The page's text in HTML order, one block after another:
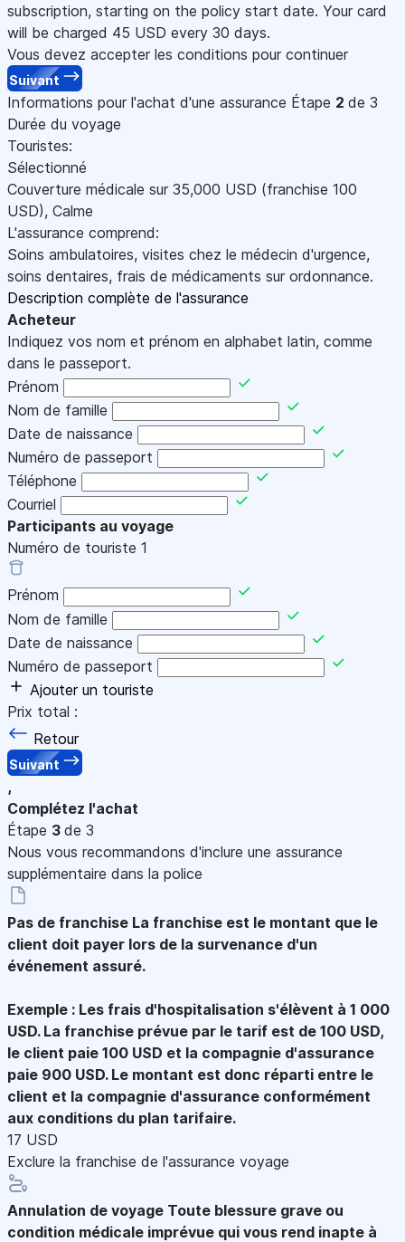
subscription, starting on the policy start date. Your card
will be charged 45 USD every 30 days.
Vous devez accepter les conditions pour continuer
Suivant
Informations pour l'achat d'une assurance Étape 2 de 3
Durée du voyage
Touristes:
Sélectionné
Couverture médicale sur 35,000 USD (franchise 100
USD), Calme
L'assurance comprend:
Soins ambulatoires, visites chez le médecin d'urgence,
soins dentaires, frais de médicaments sur ordonnance.
Description complète de l'assurance
Acheteur
Indiquez vos nom et prénom en alphabet latin, comme
dans le passeport.
Prénom
Nom de famille
Date de naissance
Numéro de passeport
Téléphone
Courriel
Participants au voyage
Numéro de touriste 1
Prénom
Nom de famille
Date de naissance
Numéro de passeport
Ajouter un touriste
Prix total :
Retour
Suivant
,
Complétez l'achat
Étape 3 de 3
Nous vous recommandons d'inclure une assurance
supplémentaire dans la police
Pas de franchise La franchise est le montant que le
client doit payer lors de la survenance d'un
événement assuré.
Exemple : Les frais d'hospitalisation s'élèvent à 1 000
USD. La franchise prévue par le tarif est de 100 USD,
le client paie 100 USD et la compagnie d'assurance
paie 900 USD. Le montant est donc réparti entre le
client et la compagnie d'assurance conformément
aux conditions du plan tarifaire.
17 USD
Exclure la franchise de l'assurance voyage
Annulation de voyage Toute blessure grave ou
condition médicale imprévue qui vous rend inapte à